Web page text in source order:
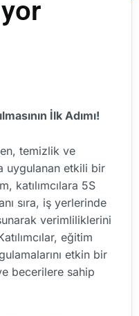
İlk Adımı!
temizlik ve
uygulanan etkili bir
katılımcılara 5S
sıra, iş yerlerinde
verimliliklerini
eğitim
etkin bir
becerilere sahip